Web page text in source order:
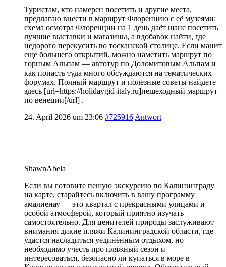
Туристам, кто намерен посетить и другие места,
предлагаю внести в маршрут Флоренцию с её музеями:
схема осмотра Флоренции на 1 день даёт шанс посетить
лучшие выставки и магазины, а вдобавок найти, где
недорого перекусить во тосканской столице. Если манит
еще большего открытий, можно наметить маршрут по
горным Альпам — автотур по Доломитовым Альпам и
как попасть туда много обсуждаются на тематических
форумах. Полный маршрут и полезные советы найдете
здесь [url=https://holidaygid-italy.ru]пешеходный маршрут
по венеции[/url] .
24. April 2026 um 23:06 #725916 Antwort
ShawnAbela
Если вы готовите пешую экскурсию по Калининграду
на карте, старайтесь включить в вашу программу
амалиенау — это квартал с прекрасными улицами и
особой атмосферой, который приятно изучать
самостоятельно. Для ценителей природы заслуживают
внимания дикие пляжи Калининградской области, где
удастся насладиться уединённым отдыхом, но
необходимо учесть про пляжный сезон и
интересоваться, безопасно ли купаться в море в